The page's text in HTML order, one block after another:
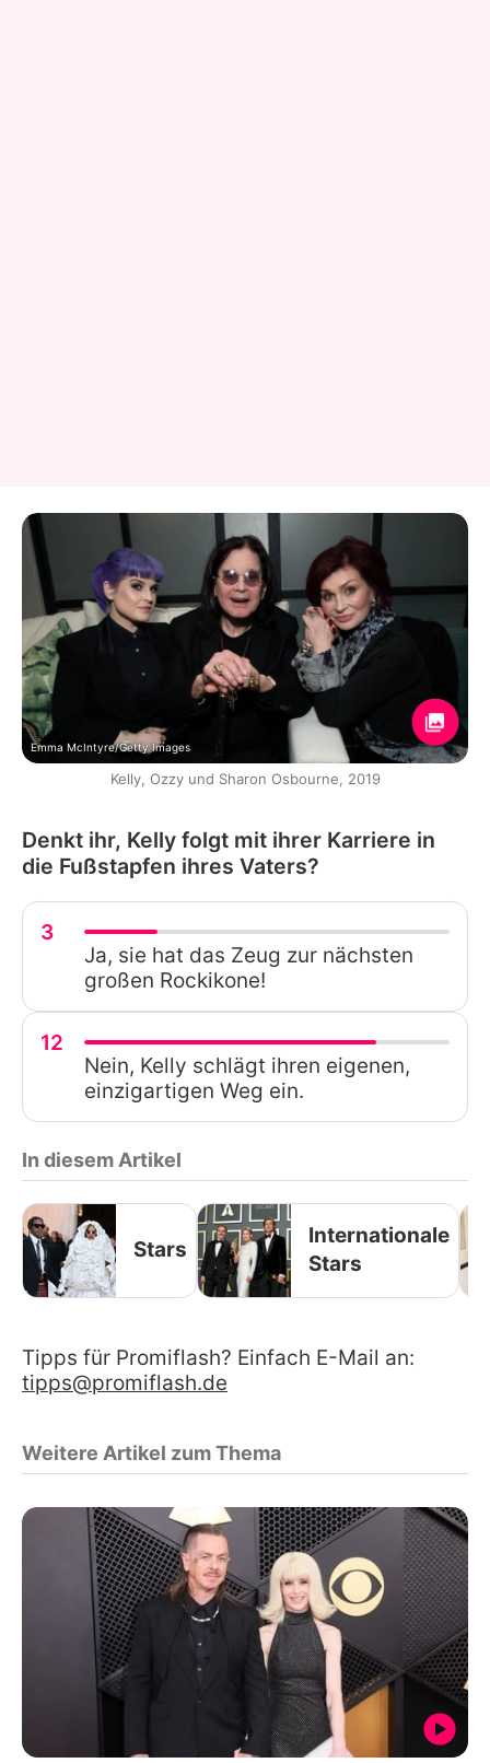
Emma McIntyre/Getty Images
Kelly, Ozzy und Sharon Osbourne, 2019
Denkt ihr, Kelly folgt mit ihrer Karriere in
die Fußstapfen ihres Vaters?
3
Ja, sie hat das Zeug zur nächsten
großen Rockikone!
12
Nein, Kelly schlägt ihren eigenen,
einzigartigen Weg ein.
In diesem Artikel
Stars
Internationale
Stars
Tipps für Promiflash? Einfach E-Mail an:
tipps@promiflash.de
Weitere Artikel zum Thema